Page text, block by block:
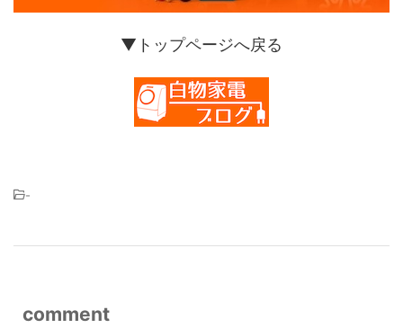
▼トップページへ戻る
-
comment